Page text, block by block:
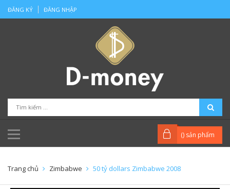
ĐĂNG KÝ ĐĂNG NHẬP
() sản phẩm
Trang chủ Zimbabwe 50 tỷ dollars Zimbabwe 2008